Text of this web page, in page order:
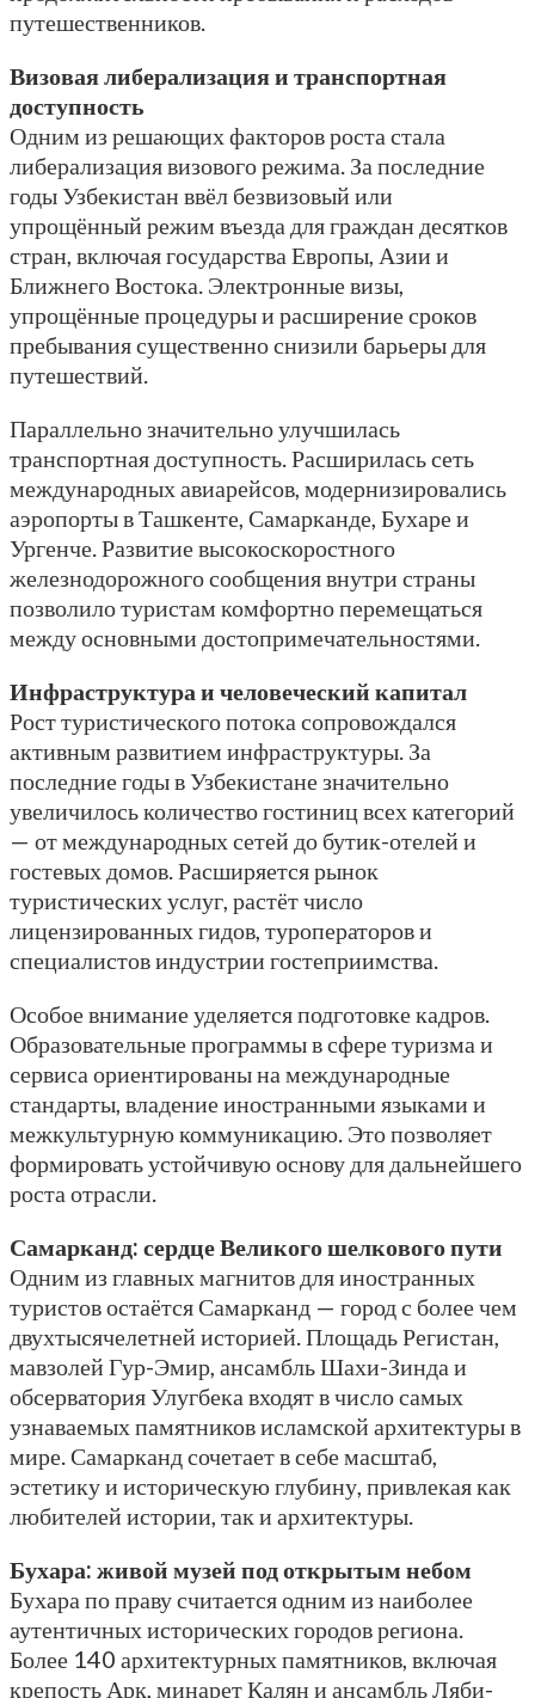
путешественников.
Визовая либерализация и транспортная
доступность
Одним из решающих факторов роста стала
либерализация визового режима. За последние
годы Узбекистан ввёл безвизовый или
упрощённый режим въезда для граждан десятков
стран, включая государства Европы, Азии и
Ближнего Востока. Электронные визы,
упрощённые процедуры и расширение сроков
пребывания существенно снизили барьеры для
путешествий.
Параллельно значительно улучшилась
транспортная доступность. Расширилась сеть
международных авиарейсов, модернизировались
аэропорты в Ташкенте, Самарканде, Бухаре и
Ургенче. Развитие высокоскоростного
железнодорожного сообщения внутри страны
позволило туристам комфортно перемещаться
между основными достопримечательностями.
Инфраструктура и человеческий капитал
Рост туристического потока сопровождался
активным развитием инфраструктуры. За
последние годы в Узбекистане значительно
увеличилось количество гостиниц всех категорий
— от международных сетей до бутик-отелей и
гостевых домов. Расширяется рынок
туристических услуг, растёт число
лицензированных гидов, туроператоров и
специалистов индустрии гостеприимства.
Особое внимание уделяется подготовке кадров.
Образовательные программы в сфере туризма и
сервиса ориентированы на международные
стандарты, владение иностранными языками и
межкультурную коммуникацию. Это позволяет
формировать устойчивую основу для дальнейшего
роста отрасли.
Самарканд: сердце Великого шелкового пути
Одним из главных магнитов для иностранных
туристов остаётся Самарканд — город с более чем
двухтысячелетней историей. Площадь Регистан,
мавзолей Гур-Эмир, ансамбль Шахи-Зинда и
обсерватория Улугбека входят в число самых
узнаваемых памятников исламской архитектуры в
мире. Самарканд сочетает в себе масштаб,
эстетику и историческую глубину, привлекая как
любителей истории, так и архитектуры.
Бухара: живой музей под открытым небом
Бухара по праву считается одним из наиболее
аутентичных исторических городов региона.
Более 140 архитектурных памятников, включая
крепость Арк, минарет Калян и ансамбль Ляби-